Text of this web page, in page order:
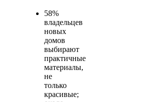
58%
владельцев
новых
домов
выбирают
практичные
материалы,
не
только
красивые;